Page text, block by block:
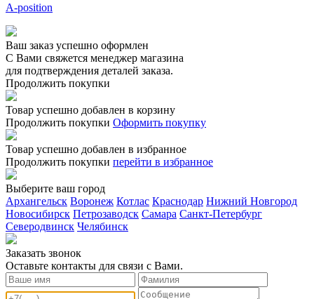
A-position
Ваш заказ успешно оформлен
С Вами свяжется менеджер магазина
для подтверждения деталей заказа.
Продолжить покупки
Товар успешно добавлен в корзину
Продолжить покупки Оформить покупку
Товар успешно добавлен в избранное
Продолжить покупки перейти в избранное
Выберите ваш город
Архангельск Воронеж Котлас Краснодар Нижний Новгород
Новосибирск Петрозаводск Самара Санкт-Петербург
Северодвинск Челябинск
Заказать звонoк
Оставьте контакты для связи с Вами.